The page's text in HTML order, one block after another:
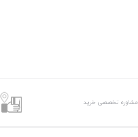
مشاوره تخصصی خرید